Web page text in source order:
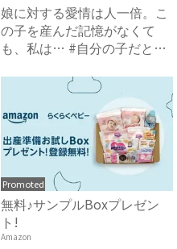
娘に対する愛情は人一倍。こ
の子を産んだ記憶がなくて
も、私は… #自分の子だと思
Promoted
無料♪サンプルBoxプレゼン
ト!
Amazon